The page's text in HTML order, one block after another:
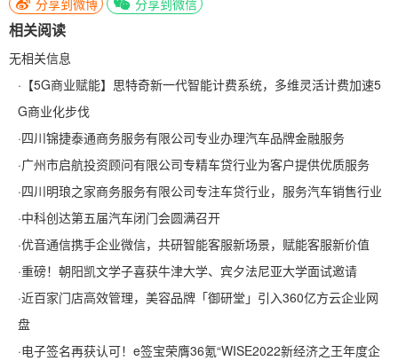
分享到微博
分享到微信
相关阅读
无相关信息
· 【5G商业赋能】思特奇新一代智能计费系统，多维灵活计费加速5
G商业化步伐
·四川锦捷泰通商务服务有限公司专业办理汽车品牌金融服务
·广州市启航投资顾问有限公司专精车贷行业为客户提供优质服务
·四川明琅之家商务服务有限公司专注车贷行业，服务汽车销售行业
·中科创达第五届汽车闭门会圆满召开
·优音通信携手企业微信，共研智能客服新场景，赋能客服新价值
·重磅！朝阳凯文学子喜获牛津大学、宾夕法尼亚大学面试邀请
·近百家门店高效管理，美容品牌「御研堂」引入360亿方云企业网
盘
·电子签名再获认可！e签宝荣膺36氪“WISE2022新经济之王年度企